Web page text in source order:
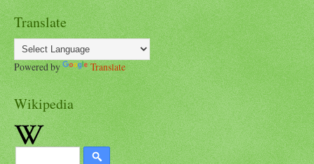
Translate
Powered by Translate
Wikipedia